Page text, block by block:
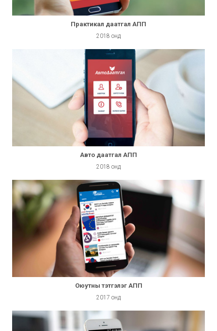
Практикал даатгал АПП
2018 онд
Авто даатгал АПП
2018 онд
Оюутны тэтгэлэг АПП
2017 онд